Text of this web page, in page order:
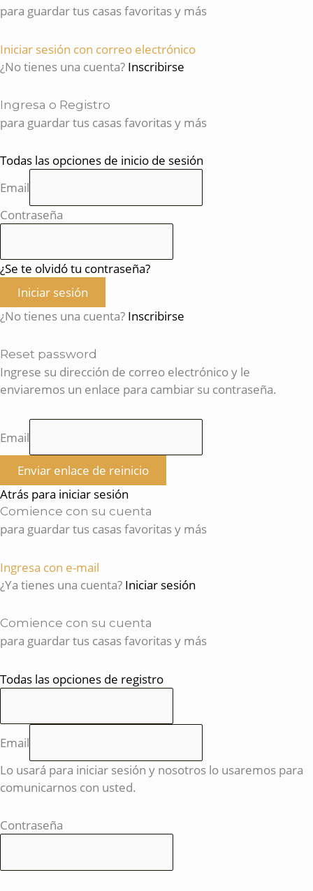
para guardar tus casas favoritas y más
Iniciar sesión con correo electrónico
¿No tienes una cuenta? Inscribirse
Ingresa o Registro
para guardar tus casas favoritas y más
Todas las opciones de inicio de sesión
Email
Contraseña
¿Se te olvidó tu contraseña?
Iniciar sesión
¿No tienes una cuenta? Inscribirse
Reset password
Ingrese su dirección de correo electrónico y le
enviaremos un enlace para cambiar su contraseña.
Email
Enviar enlace de reinicio
Atrás para iniciar sesión
Comience con su cuenta
para guardar tus casas favoritas y más
Ingresa con e-mail
¿Ya tienes una cuenta? Iniciar sesión
Comience con su cuenta
para guardar tus casas favoritas y más
Todas las opciones de registro
Email
Lo usará para iniciar sesión y nosotros lo usaremos para
comunicarnos con usted.
Contraseña